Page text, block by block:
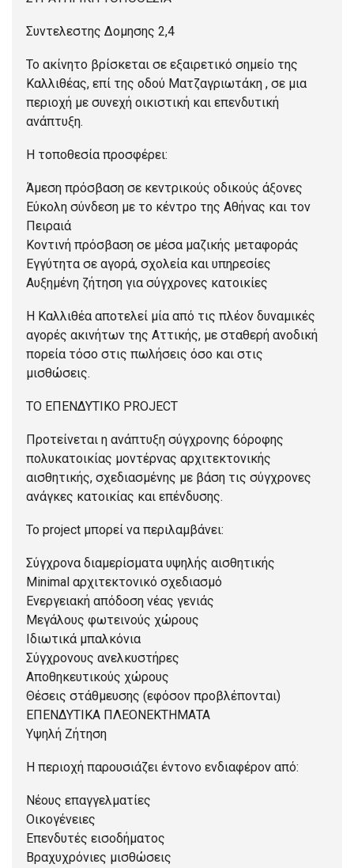
Συντελεστης Δομησης 2,4
Το ακίνητο βρίσκεται σε εξαιρετικό σημείο της
Καλλιθέας, επί της οδού Ματζαγριωτάκη , σε μια
περιοχή με συνεχή οικιστική και επενδυτική
ανάπτυξη.
Η τοποθεσία προσφέρει:
Άμεση πρόσβαση σε κεντρικούς οδικούς άξονες
Εύκολη σύνδεση με το κέντρο της Αθήνας και τον
Πειραιά
Κοντινή πρόσβαση σε μέσα μαζικής μεταφοράς
Εγγύτητα σε αγορά, σχολεία και υπηρεσίες
Αυξημένη ζήτηση για σύγχρονες κατοικίες
Η Καλλιθέα αποτελεί μία από τις πλέον δυναμικές
αγορές ακινήτων της Αττικής, με σταθερή ανοδική
πορεία τόσο στις πωλήσεις όσο και στις
μισθώσεις.
ΤΟ ΕΠΕΝΔΥΤΙΚΟ PROJECT
Προτείνεται η ανάπτυξη σύγχρονης 6όροφης
πολυκατοικίας μοντέρνας αρχιτεκτονικής
αισθητικής, σχεδιασμένης με βάση τις σύγχρονες
ανάγκες κατοικίας και επένδυσης.
Το project μπορεί να περιλαμβάνει:
Σύγχρονα διαμερίσματα υψηλής αισθητικής
Minimal αρχιτεκτονικό σχεδιασμό
Ενεργειακή απόδοση νέας γενιάς
Μεγάλους φωτεινούς χώρους
Ιδιωτικά μπαλκόνια
Σύγχρονους ανελκυστήρες
Αποθηκευτικούς χώρους
Θέσεις στάθμευσης (εφόσον προβλέπονται)
ΕΠΕΝΔΥΤΙΚΑ ΠΛΕΟΝΕΚΤΗΜΑΤΑ
Υψηλή Ζήτηση
Η περιοχή παρουσιάζει έντονο ενδιαφέρον από:
Νέους επαγγελματίες
Οικογένειες
Επενδυτές εισοδήματος
Βραχυχρόνιες μισθώσεις